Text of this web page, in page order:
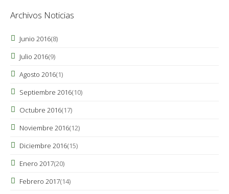
Archivos Noticias
Junio 2016(8)
Julio 2016(9)
Agosto 2016(1)
Septiembre 2016(10)
Octubre 2016(17)
Noviembre 2016(12)
Diciembre 2016(15)
Enero 2017(20)
Febrero 2017(14)